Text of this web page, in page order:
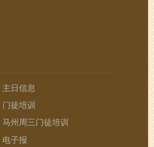
主日信息
门徒培训
马州周三门徒培训
电子报